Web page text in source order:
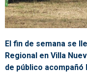
El fin de semana se
Regional en Villa
de público